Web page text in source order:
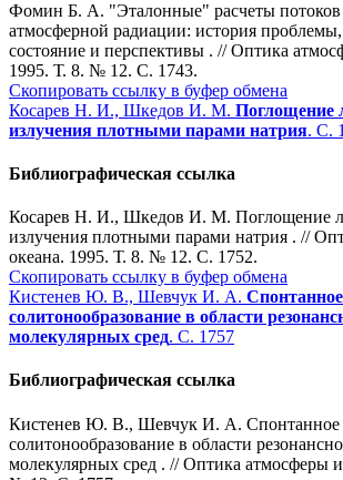
Фомин Б. А. "Эталонные" расчеты потоков
атмосферной радиации: история
состояние и перспективы . // Оптика
1995. Т. 8. № 12. С. 1743.
Скопировать ссылку в буфер обмена
Косарев Н. И., Шкедов И. М. Поглощение
излучения плотными парами натрия. С.
Библиографическая ссылка
Косарев Н. И., Шкедов И. М. Поглощение
излучения плотными парами натрия . //
океана. 1995. Т. 8. № 12. С. 1752.
Скопировать ссылку в буфер обмена
Кистенев Ю. В., Шевчук И. А. Спонтанное
солитонообразование в области
молекулярных сред. С. 1757
Библиографическая ссылка
Кистенев Ю. В., Шевчук И. А. Спонтанное
солитонообразование в области
молекулярных сред . // Оптика атмосферы